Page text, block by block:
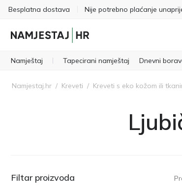
Besplatna dostava Nije potrebno plaćanje
Namještaj Tapecirani namještaj Dnevni
Namjestaj.hr / Kreveti / Kreveti s eko kožom ili
Filtar proizvoda